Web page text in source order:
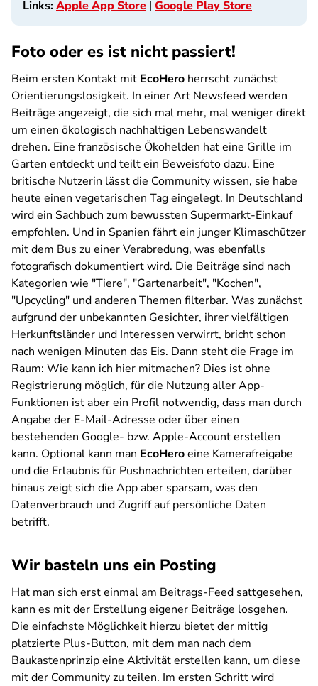
Links:Apple App Store | Google Play Store
Foto oder es ist nicht passiert!
Beim ersten Kontakt mit EcoHero herrscht zunächst
Orientierungslosigkeit. In einer Art Newsfeed werden
Beiträge angezeigt, die sich mal mehr, mal weniger direkt
um einen ökologisch nachhaltigen Lebenswandelt
drehen. Eine französische Ökohelden hat eine Grille im
Garten entdeckt und teilt ein Beweisfoto dazu. Eine
britische Nutzerin lässt die Community wissen, sie habe
heute einen vegetarischen Tag eingelegt. In Deutschland
wird ein Sachbuch zum bewussten Supermarkt-Einkauf
empfohlen. Und in Spanien fährt ein junger Klimaschützer
mit dem Bus zu einer Verabredung, was ebenfalls
fotografisch dokumentiert wird. Die Beiträge sind nach
Kategorien wie "Tiere", "Gartenarbeit", "Kochen",
"Upcycling" und anderen Themen filterbar. Was zunächst
aufgrund der unbekannten Gesichter, ihrer vielfältigen
Herkunftsländer und Interessen verwirrt, bricht schon
nach wenigen Minuten das Eis. Dann steht die Frage im
Raum: Wie kann ich hier mitmachen? Dies ist ohne
Registrierung möglich, für die Nutzung aller App-
Funktionen ist aber ein Profil notwendig, dass man durch
Angabe der E-Mail-Adresse oder über einen
bestehenden Google- bzw. Apple-Account erstellen
kann. Optional kann man EcoHeroeine Kamerafreigabe
und die Erlaubnis für Pushnachrichten erteilen, darüber
hinaus zeigt sich die App aber sparsam, was den
Datenverbrauch und Zugriff auf persönliche Daten
betrifft.
Wir basteln uns ein Posting
Hat man sich erst einmal am Beitrags-Feed sattgesehen,
kann es mit der Erstellung eigener Beiträge losgehen.
Die einfachste Möglichkeit hierzu bietet der mittig
platzierte Plus-Button, mit dem man nach dem
Baukastenprinzip eine Aktivität erstellen kann, um diese
mit der Community zu teilen. Im ersten Schritt wird